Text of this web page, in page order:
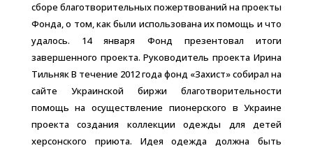
сборе благотворительных пожертвований на проекты
Фонда, о том, как были использована их помощь и что
удалось. 14 января Фонд презентовал итоги
завершенного проекта. Руководитель проекта Ирина
Тильняк В течение 2012 года фонд «Захист» собирал на
сайте Украинской биржи благотворительности
помощь на осуществление пионерского в Украине
проекта создания коллекции одежды для детей
херсонского приюта. Идея одежда должна быть